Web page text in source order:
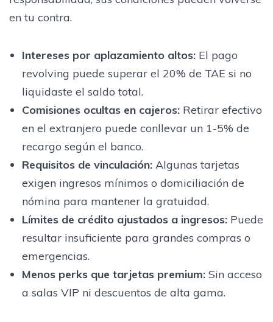
en tu contra.
Intereses por aplazamiento altos:El pago
revolving puede superar el 20% de TAE si no
liquidaste el saldo total.
Comisiones ocultas en cajeros:Retirar efectivo
en el extranjero puede conllevar un 1-5% de
recargo según el banco.
Requisitos de vinculación:Algunas tarjetas
exigen ingresos mínimos o domiciliación de
nómina para mantener la gratuidad.
Límites de crédito ajustados a ingresos:Puede
resultar insuficiente para grandes compras o
emergencias.
Menos perks que tarjetas premium:Sin acceso
a salas VIP ni descuentos de alta gama.